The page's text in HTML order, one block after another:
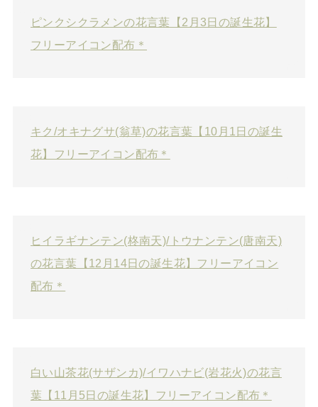
ピンクシクラメンの花言葉【2月3日の誕生花】
フリーアイコン配布＊
キク/オキナグサ(翁草)の花言葉【10月1日の誕生
花】フリーアイコン配布＊
ヒイラギナンテン(柊南天)/トウナンテン(唐南天)
の花言葉【12月14日の誕生花】フリーアイコン
配布＊
白い山茶花(サザンカ)/イワハナビ(岩花火)の花言
葉【11月5日の誕生花】フリーアイコン配布＊